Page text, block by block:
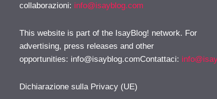
collaborazioni: info@isayblog.com
This website is part of the IsayBlog! network. For
advertising, press releases and other
opportunities: info@isayblog.comContattaci:
Dichiarazione sulla Privacy (UE)